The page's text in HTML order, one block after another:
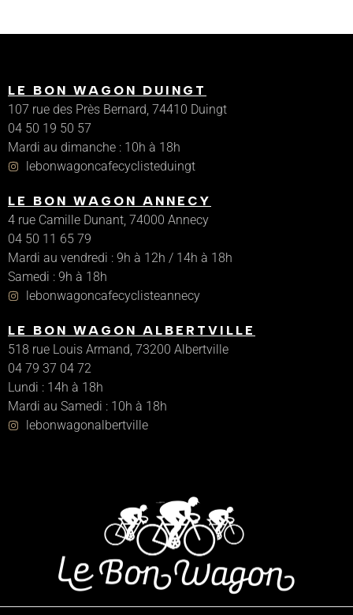
LE BON WAGON DUINGT
107 rue des Près Bernard, 74410 Duingt
04 50 19 50 57
Mardi au dimanche : 10h à 18h
lebonwagoncafecyclisteduingt
LE BON WAGON ANNECY
4 rue Camille Dunant, 74000 Annecy
04 50 11 65 79
Mardi au vendredi : 9h à 12h / 14h à 18h
Samedi : 9h à 18h
lebonwagoncafecyclisteannecy
LE BON WAGON ALBERTVILLE
518 rue Louis Armand, 73200 Albertville
04 79 37 04 72
Lundi : 14h à 18h
Mardi au Samedi : 10h à 18h
lebonwagonalbertville